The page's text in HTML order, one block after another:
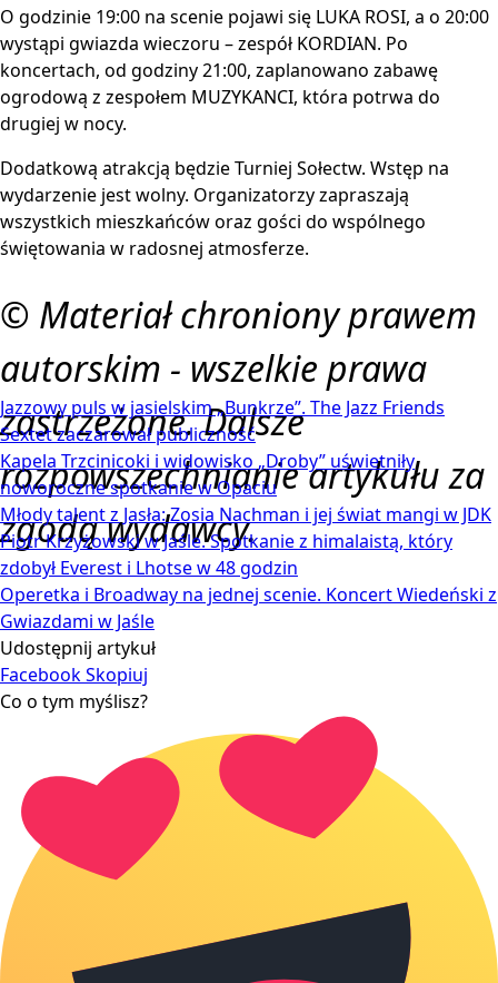
O godzinie 19:00 na scenie pojawi się LUKA ROSI, a o 20:00
wystąpi gwiazda wieczoru – zespół KORDIAN. Po
koncertach, od godziny 21:00, zaplanowano zabawę
ogrodową z zespołem MUZYKANCI, która potrwa do
drugiej w nocy.
Dodatkową atrakcją będzie Turniej Sołectw. Wstęp na
wydarzenie jest wolny. Organizatorzy zapraszają
wszystkich mieszkańców oraz gości do wspólnego
świętowania w radosnej atmosferze.
© Materiał chroniony prawem
autorskim - wszelkie prawa
zastrzeżone. Dalsze
rozpowszechnianie artykułu za
zgodą wydawcy.
Jazzowy puls w jasielskim „Bunkrze”. The Jazz Friends
Sextet zaczarował publiczność
Kapela Trzcinicoki i widowisko „Droby” uświetniły
noworoczne spotkanie w Opaciu
Młody talent z Jasła: Zosia Nachman i jej świat mangi w JDK
Piotr Krzyżowski w Jaśle. Spotkanie z himalaistą, który
zdobył Everest i Lhotse w 48 godzin
Operetka i Broadway na jednej scenie. Koncert Wiedeński z
Gwiazdami w Jaśle
Udostępnij artykuł
FacebookSkopiuj
Co o tym myślisz?